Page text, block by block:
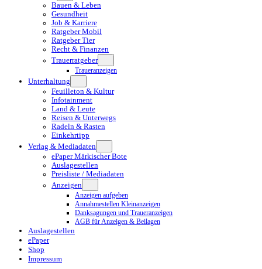
Bauen & Leben
Gesundheit
Job & Karriere
Ratgeber Mobil
Ratgeber Tier
Recht & Finanzen
Trauerratgeber
Traueranzeigen
Unterhaltung
Feuilleton & Kultur
Infotainment
Land & Leute
Reisen & Unterwegs
Radeln & Rasten
Einkehrtipp
Verlag & Mediadaten
ePaper Märkischer Bote
Auslagestellen
Preisliste / Mediadaten
Anzeigen
Anzeigen aufgeben
Annahmestellen Kleinanzeigen
Danksagungen und Traueranzeigen
AGB für Anzeigen & Beilagen
Auslagestellen
ePaper
Shop
Impressum